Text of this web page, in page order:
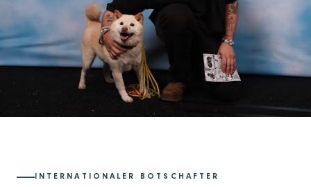
INTERNATIONALER BOTSCHAFTER